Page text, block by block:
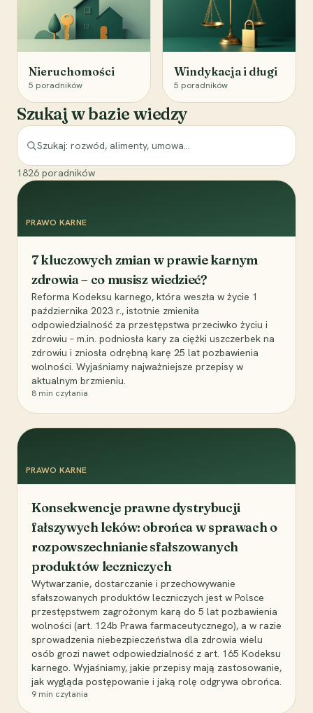
Nieruchomości
5 poradników
Windykacja i długi
5 poradników
Szukaj w bazie wiedzy
1826 poradników
PRAWO KARNE
7 kluczowych zmian w prawie karnym
zdrowia – co musisz wiedzieć?
Reforma Kodeksu karnego, która weszła w życie 1
października 2023 r., istotnie zmieniła
odpowiedzialność za przestępstwa przeciwko życiu i
zdrowiu – m.in. podniosła kary za ciężki uszczerbek na
zdrowiu i zniosła odrębną karę 25 lat pozbawienia
wolności. Wyjaśniamy najważniejsze przepisy w
aktualnym brzmieniu.
8 min czytania
PRAWO KARNE
Konsekwencje prawne dystrybucji
fałszywych leków: obrońca w sprawach o
rozpowszechnianie sfałszowanych
produktów leczniczych
Wytwarzanie, dostarczanie i przechowywanie
sfałszowanych produktów leczniczych jest w Polsce
przestępstwem zagrożonym karą do 5 lat pozbawienia
wolności (art. 124b Prawa farmaceutycznego), a w razie
sprowadzenia niebezpieczeństwa dla zdrowia wielu
osób grozi nawet odpowiedzialność z art. 165 Kodeksu
karnego. Wyjaśniamy, jakie przepisy mają zastosowanie,
jak wygląda postępowanie i jaką rolę odgrywa obrońca.
9 min czytania